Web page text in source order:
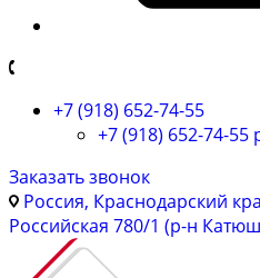
+7 (918) 652-74-55
+7 (918) 652-74-55
Заказать звонок
Россия, Краснодарский
Российская 780/1 (р-н